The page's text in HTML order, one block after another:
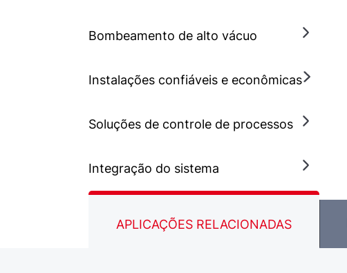
Bombeamento de alto vácuo
Instalações confiáveis e econômicas
Soluções de controle de processos
Integração do sistema
APLICAÇÕES RELACIONADAS